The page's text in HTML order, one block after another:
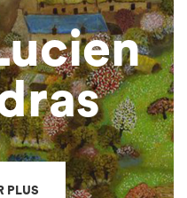
PLUS